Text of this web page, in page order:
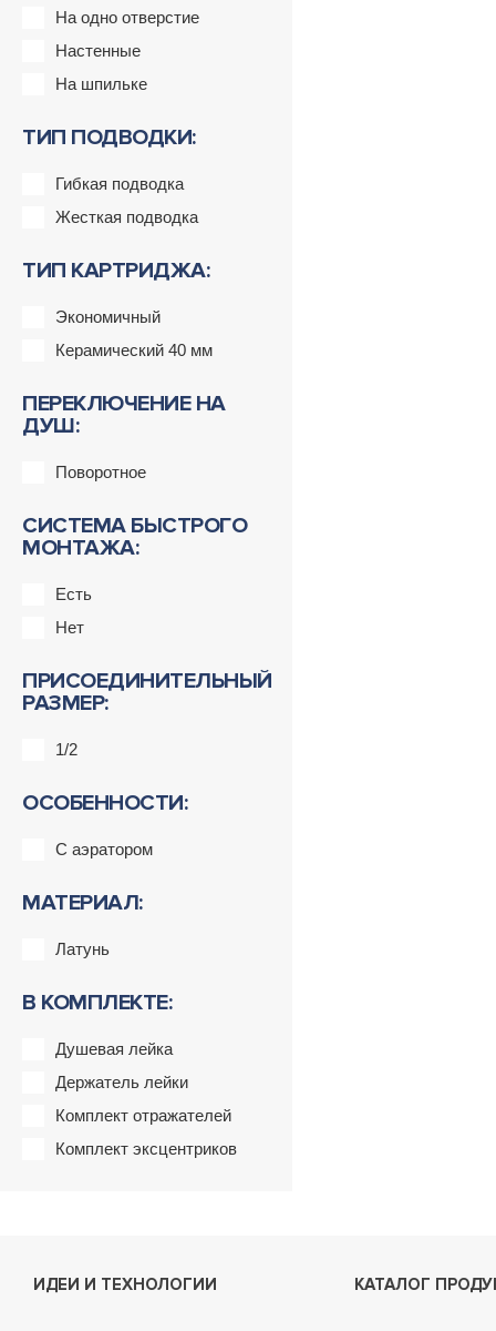
На одно отверстие
Настенные
На шпильке
ТИП ПОДВОДКИ:
Гибкая подводка
Жесткая подводка
ТИП КАРТРИДЖА:
Экономичный
Керамический 40 мм
ПЕРЕКЛЮЧЕНИЕ НА
ДУШ:
Поворотное
СИСТЕМА БЫСТРОГО
МОНТАЖА:
Есть
Нет
ПРИСОЕДИНИТЕЛЬНЫЙ
РАЗМЕР:
1/2
ОСОБЕННОСТИ:
С аэратором
МАТЕРИАЛ:
Латунь
В КОМПЛЕКТЕ:
Душевая лейка
Держатель лейки
Комплект отражателей
Комплект эксцентриков
ИДЕИ И ТЕХНОЛОГИИ КАТАЛОГ